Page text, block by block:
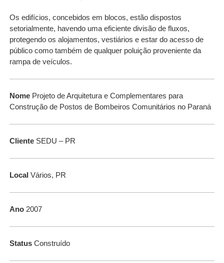
Os edifícios, concebidos em blocos, estão dispostos
setorialmente, havendo uma eficiente divisão de fluxos,
protegendo os alojamentos, vestiários e estar do acesso de
público como também de qualquer poluição proveniente da
rampa de veículos.
NomeProjeto de Arquitetura e Complementares para
Construção de Postos de Bombeiros Comunitários no Paraná
ClienteSEDU – PR
Local Vários, PR
Ano2007
Status Construído